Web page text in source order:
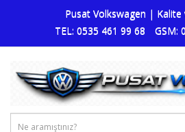
Pusat Volkswagen | Kalite
TEL: 0535 461 99 68
GSM: